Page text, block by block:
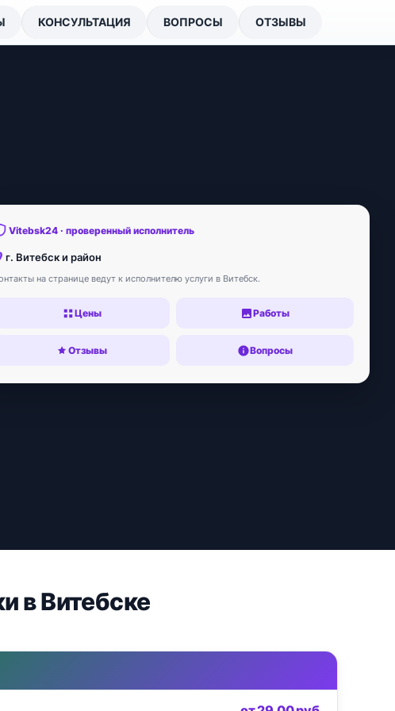
КОНСУЛЬТАЦИЯ ВОПРОСЫ ОТЗЫВЫ
Vitebsk24 · проверенный исполнитель
г. Витебск и район
на странице ведут к исполнителю услуги в Витебск.
Цены Работы
Отзывы Вопросы
в Витебске